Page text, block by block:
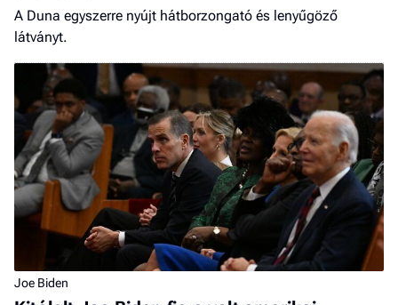
A Duna egyszerre nyújt hátborzongató és lenyűgöző
látványt.
Joe Biden